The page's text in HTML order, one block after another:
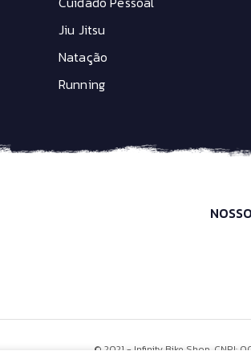
Jiu Jitsu
Natação
Running
© 2021 - Infinity Bike Shop.